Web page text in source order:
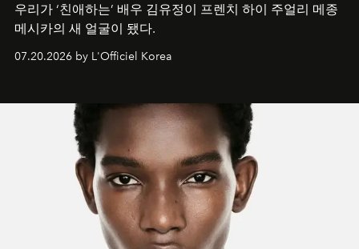
우리가 ‘친애하는’ 배우 김유정이 프렌치 하이 주얼리 메종
메시카의 새 얼굴이 됐다.
07.20.2026 by L'Officiel Korea